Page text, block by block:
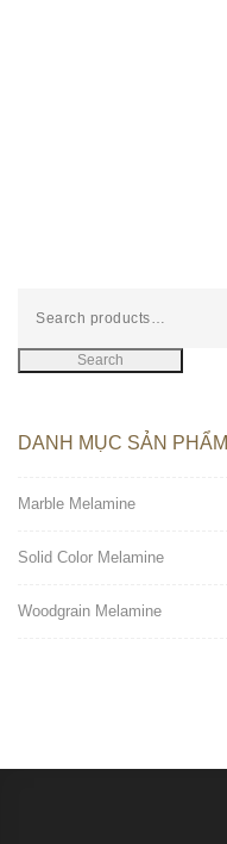
Search
DANH MỤC SẢN PHẨM
Marble Melamine
Solid Color Melamine
Woodgrain Melamine